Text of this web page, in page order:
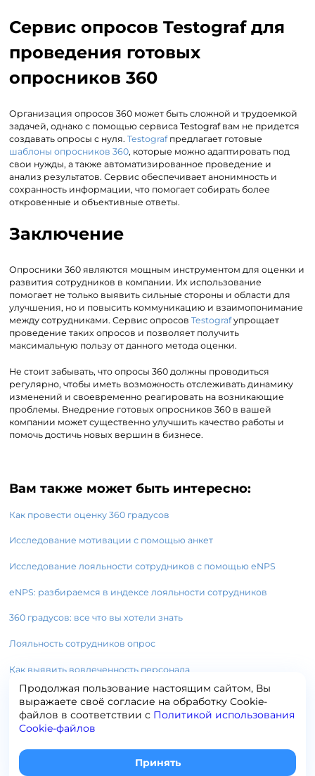
Сервис опросов Testograf для
проведения готовых
опросников 360
Организация опросов 360 может быть сложной и трудоемкой
задачей, однако с помощью сервиса Testograf вам не придется
создавать опросы с нуля.Testograf предлагает готовые
шаблоны опросников 360, которые можно адаптировать под
свои нужды, а также автоматизированное проведение и
анализ результатов. Сервис обеспечивает анонимность и
сохранность информации, что помогает собирать более
откровенные и объективные ответы.
Заключение
Опросники 360 являются мощным инструментом для оценки и
развития сотрудников в компании. Их использование
помогает не только выявить сильные стороны и области для
улучшения, но и повысить коммуникацию и взаимопонимание
между сотрудниками. Сервис опросовTestografупрощает
проведение таких опросов и позволяет получить
максимальную пользу от данного метода оценки.
Не стоит забывать, что опросы 360 должны проводиться
регулярно, чтобы иметь возможность отслеживать динамику
изменений и своевременно реагировать на возникающие
проблемы. Внедрение готовых опросников 360 в вашей
компании может существенно улучшить качество работы и
помочь достичь новых вершин в бизнесе.
Вам также может быть интересно:
Как провести оценку 360 градусов
Исследование мотивации с помощью анкет
Исследование лояльности сотрудников с помощью eNPS
eNPS: разбираемся в индексе лояльности сотрудников
360 градусов: все что вы хотели знать
Лояльность сотрудников опрос
Как выявить вовлеченность персонала
+7 (495) 120-65-19
info@testograf.ru
Продолжая пользование настоящим сайтом, Вы
выражаете своё согласие на обработку Сookie-
файлов в соответствии с Политикой использования
Cookie-файлов
Принять